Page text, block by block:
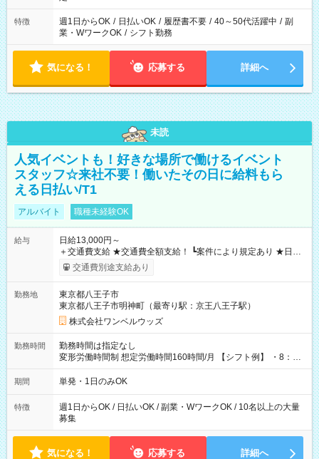
特徴 週1日からOK / 日払いOK / 履歴書不要 / 40～50代活躍中 / 副
業・WワークOK / シフト勤務
気になる！ 応募する 詳細へ
未読
人気イベントも！好きな場所で働けるイベント
スタッフ☆来社不要！働いたその日に給料もら
える日払い/T1
アルバイト 職種未経験OK
給与
日給13,000円～
＋交通費支給 ★交通費全額支給！ ┗案件により規定あり ★日払
いOK！（規定あり） ┗働いたその日に現金GET♪ お仕事後はコ
ンビニATMから 日払い分を引き落とせます！ 【試用期間】試
交通費別途支給あり
勤務地
東京都八王子市
東京都八王子市明神町（最寄り駅：京王八王子駅）
株式会社ワンベルウッズ
勤務時間
勤務時間は指定なし
変形労働時間制 想定労働時間160時間/月 【シフト例】 ・8：00
～21：00
期間 単発・1日のみOK
特徴
週1日からOK / 日払いOK / 副業・WワークOK / 10名以上の大量
募集
気になる！ 応募する 詳細へ